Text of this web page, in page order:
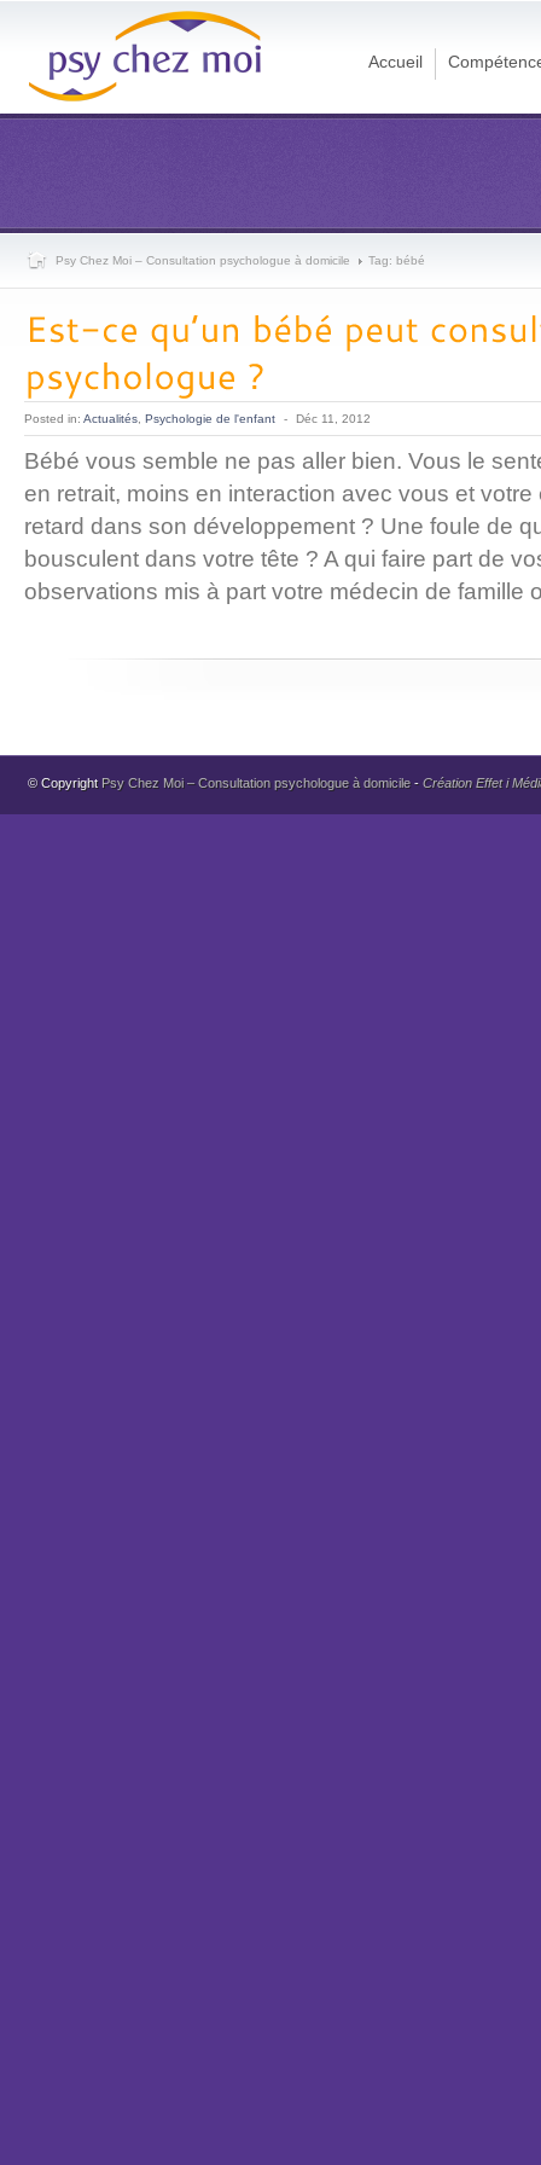
Accueil
Psy Chez Moi – Consultation psychologue à domicile Tag: bébé
Posted in: Actualités Psychologie de l'enfant - Déc 11, 2012
Bébé vous semble ne pas aller bien. Vous le
en retrait, moins en interaction avec vous et
retard dans son développement ? Une foule de
bousculent dans votre tête ? A qui faire part de
observations mis à part votre médecin de famille
© Copyright Psy Chez Moi – Consultation psychologue à domicile- Création Effet i